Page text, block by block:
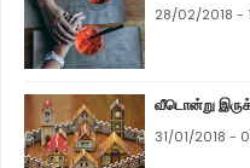
28/02/2018 -
வீடொன்று
31/01/2018 -